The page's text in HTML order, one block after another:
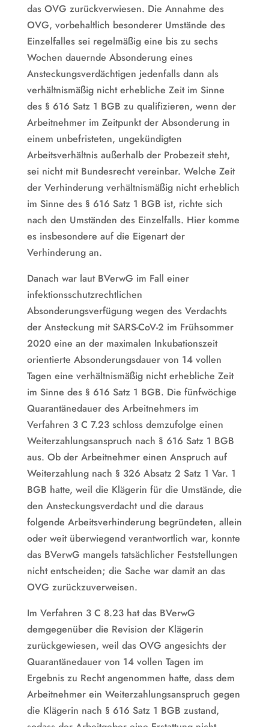
das OVG zurückverwiesen. Die Annahme des
OVG, vorbehaltlich besonderer Umstände des
Einzelfalles sei regelmäßig eine bis zu sechs
Wochen dauernde Absonderung eines
Ansteckungsverdächtigen jedenfalls dann als
verhältnismäßig nicht erhebliche Zeit im Sinne
des § 616 Satz 1 BGB zu qualifizieren, wenn der
Arbeitnehmer im Zeitpunkt der Absonderung in
einem unbefristeten, ungekündigten
Arbeitsverhältnis außerhalb der Probezeit steht,
sei nicht mit Bundesrecht vereinbar. Welche Zeit
der Verhinderung verhältnismäßig nicht erheblich
im Sinne des § 616 Satz 1 BGB ist, richte sich
nach den Umständen des Einzelfalls. Hier komme
es insbesondere auf die Eigenart der
Verhinderung an.
Danach war laut BVerwG im Fall einer
infektionsschutzrechtlichen
Absonderungsverfügung wegen des Verdachts
der Ansteckung mit SARS-CoV-2 im Frühsommer
2020 eine an der maximalen Inkubationszeit
orientierte Absonderungsdauer von 14 vollen
Tagen eine verhältnismäßig nicht erhebliche Zeit
im Sinne des § 616 Satz 1 BGB. Die fünfwöchige
Quarantänedauer des Arbeitnehmers im
Verfahren 3 C 7.23 schloss demzufolge einen
Weiterzahlungsanspruch nach § 616 Satz 1 BGB
aus. Ob der Arbeitnehmer einen Anspruch auf
Weiterzahlung nach § 326 Absatz 2 Satz 1 Var. 1
BGB hatte, weil die Klägerin für die Umstände, die
den Ansteckungsverdacht und die daraus
folgende Arbeitsverhinderung begründeten, allein
oder weit überwiegend verantwortlich war, konnte
das BVerwG mangels tatsächlicher Feststellungen
nicht entscheiden; die Sache war damit an das
OVG zurückzuverweisen.
Im Verfahren 3 C 8.23 hat das BVerwG
demgegenüber die Revision der Klägerin
zurückgewiesen, weil das OVG angesichts der
Quarantänedauer von 14 vollen Tagen im
Ergebnis zu Recht angenommen hatte, dass dem
Arbeitnehmer ein Weiterzahlungsanspruch gegen
die Klägerin nach § 616 Satz 1 BGB zustand,